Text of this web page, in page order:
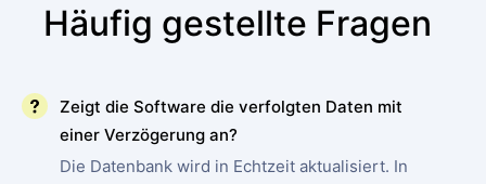
Häufig gestellte Fragen
Zeigt die Software die verfolgten Daten mit
einer Verzögerung an?
Die Datenbank wird in Echtzeit aktualisiert. In